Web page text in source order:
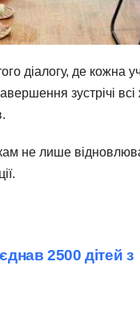
діалогу, де
зустрічі всі
не лише
2500 дітей з